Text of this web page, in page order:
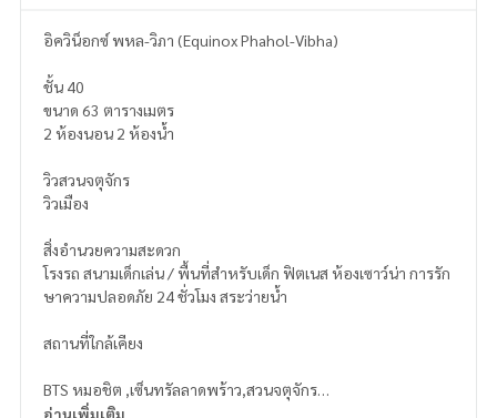
อิควิน็อกซ์ พหล-วิภา (Equinox Phahol-Vibha)
ชั้น 40
ขนาด 63 ตารางเมตร
2 ห้องนอน 2 ห้องน้ำ
วิวสวนจตุจักร
วิวเมือง
สิ่งอำนวยความสะดวก
โรงรถ สนามเด็กเล่น / พื้นที่สำหรับเด็ก ฟิตเนส ห้องเซาว์น่า การรัก
ษาความปลอดภัย 24 ชั่วโมง สระว่ายน้ำ
สถานที่ใกล้เคียง
BTS หมอชิต ,เซ็นทรัลลาดพร้าว,สวนจตุจักร
อ่านเพิ่มเติม